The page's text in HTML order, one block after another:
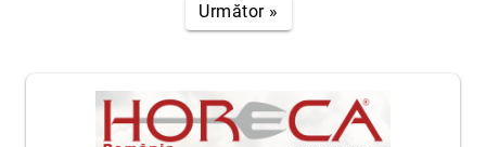
Următor »